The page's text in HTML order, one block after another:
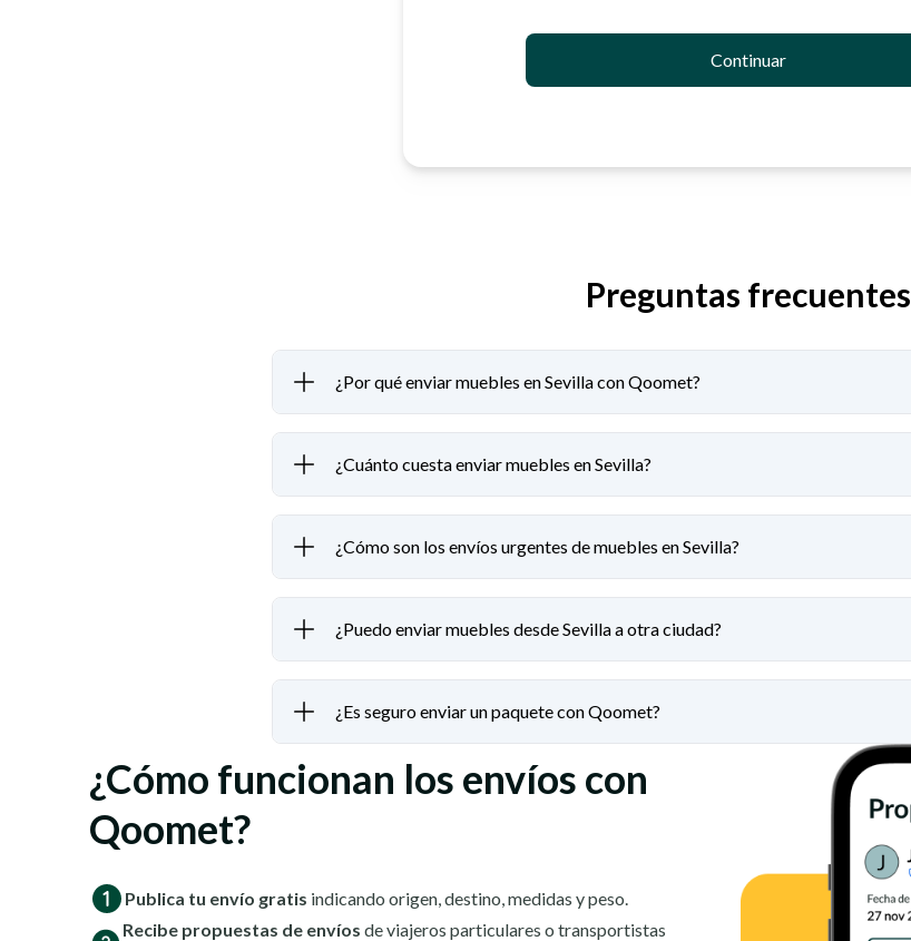
Continuar
Preguntas frecuentes
¿Por qué enviar muebles en Sevilla con Qoomet?
¿Cuánto cuesta enviar muebles en Sevilla?
¿Cómo son los envíos urgentes de muebles en Sevilla?
¿Puedo enviar muebles desde Sevilla a otra ciudad?
¿Es seguro enviar un paquete con Qoomet?
¿Cómo funcionan los envíos con
Qoomet?
Publica tu envío gratis indicando origen, destino, medidas y peso.
Recibe propuestas de envíos de viajeros particulares o transportistas